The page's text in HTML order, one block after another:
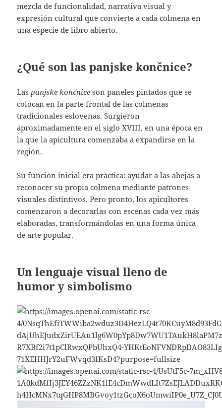
mezcla de funcionalidad, narrativa visual y
expresión cultural que convierte a cada colmena en
una especie de libro abierto.
¿Qué son las panjske končnice?
Las panjske končnice son paneles pintados que se
colocan en la parte frontal de las colmenas
tradicionales eslovenas. Surgieron
aproximadamente en el siglo XVIII, en una época en
la que la apicultura comenzaba a expandirse en la
región.
Su función inicial era práctica: ayudar a las abejas a
reconocer su propia colmena mediante patrones
visuales distintivos. Pero pronto, los apicultores
comenzaron a decorarlas con escenas cada vez más
elaboradas, transformándolas en una forma única
de arte popular.
Un lenguaje visual lleno de
humor y simbolismo